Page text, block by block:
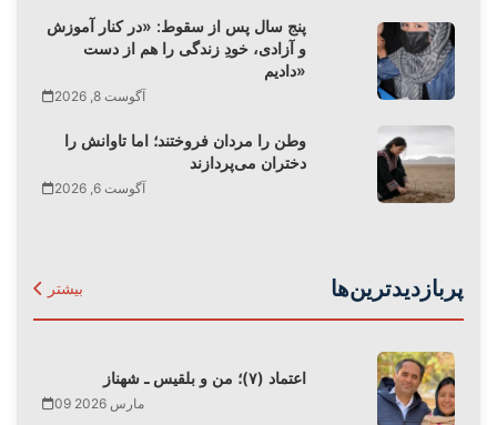
پنج سال پس از سقوط: «در کنار آموزش
و آزادی، خودِ زندگی را هم از دست
دادیم»
آگوست 8, 2026
وطن را مردان فروختند؛ اما تاوانش را
دختران می‌پردازند
آگوست 6, 2026
پربازدیدترین‌ها بیشتر
اعتماد (۷)؛ من و بلقیس ـ شهناز
09 مارس 2026